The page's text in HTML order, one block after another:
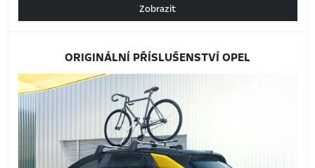
Zobrazit
ORIGINÁLNÍ PŘÍSLUŠENSTVÍ OPEL